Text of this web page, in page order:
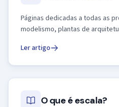
Páginas dedicadas a todas as
modelismo, plantas de
Ler artigo
O que é escala?